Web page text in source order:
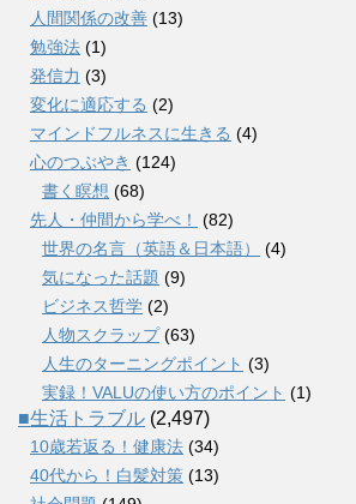
人間関係の改善 (13)
勉強法 (1)
発信力 (3)
変化に適応する (2)
マインドフルネスに生きる (4)
心のつぶやき (124)
書く瞑想 (68)
先人・仲間から学べ！
(82)
世界の名言（英語＆日本語）
(4)
気になった話題 (9)
ビジネス哲学 (2)
人物スクラップ(63)
人生のターニングポイント (3)
実録！VALUの使い方のポイント (1)
■生活トラブル (2,497)
10歳若返る！健康法 (34)
40代から！白髪対策 (13)